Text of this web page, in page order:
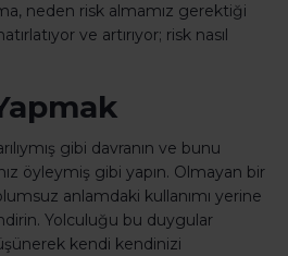
neden risk almamız gerektiği
ve artırıyor; risk nasıl
gibi davranın ve bunu
öyleymiş gibi yapın. Olmayan bir
anlamdaki kullanımı yerine
Yolculuğu bu duygular
kendi kendinizi